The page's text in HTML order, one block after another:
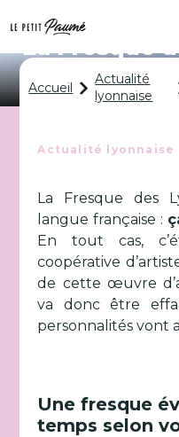
La Fresque
met à la
Accueil
Actualité
lyonnaise
Actualité lyonnaise
La Fresque des
langue française :
En tout cas,
coopérative
de cette œuvre
va donc être
personnalités vont
Une fresque
temps selon